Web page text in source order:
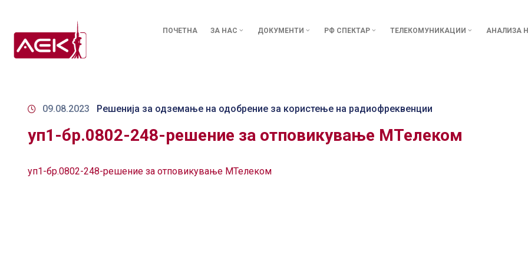
ПОЧЕТНА ЗА НАС ДОКУМЕНТИ РФ СПЕКТАР ТЕЛЕКОМУНИКАЦИИ АНАЛИЗА
09.08.2023 Решенија за одземање на одобрение за користење на радиофреквенции
уп1-бр.0802-248-решение за отповикување МТелеком
уп1-бр.0802-248-решение за отповикување МТелеком